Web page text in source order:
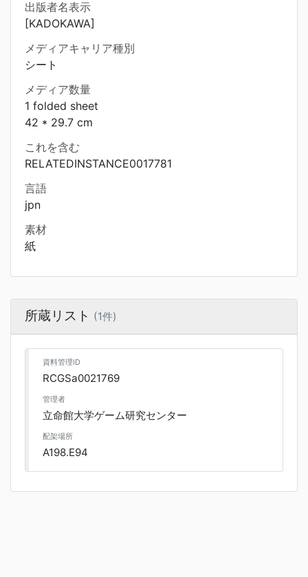
出版者名表示
[KADOKAWA]
メディアキャリア種別
シート
メディア数量
1 folded sheet
42 * 29.7 cm
これを含む
RELATEDINSTANCE0017781
言語
jpn
素材
紙
所蔵リスト (1件)
資料管理ID
RCGSa0021769
管理者
立命館大学ゲーム研究センター
配架場所
A198.E94